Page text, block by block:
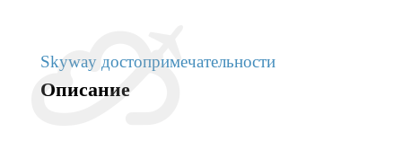
Skyway достопримечательности
Описание